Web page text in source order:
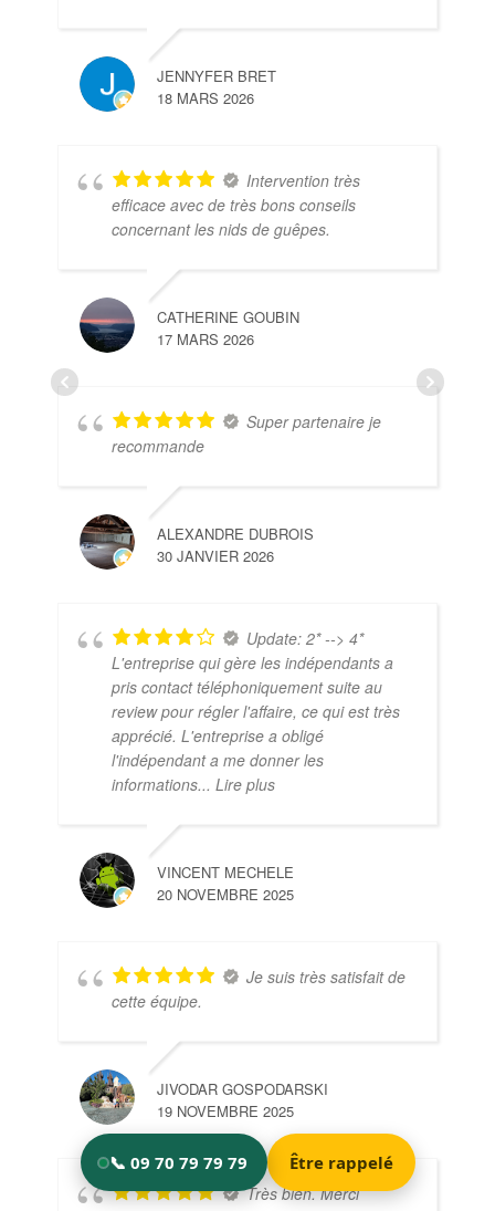
JENNYFER BRET
18 MARS 2026
Intervention très
efficace avec de très bons conseils
concernant les nids de guêpes.
CATHERINE GOUBIN
17 MARS 2026
Super partenaire je
recommande
ALEXANDRE DUBROIS
30 JANVIER 2026
Update: 2* --> 4*
L'entreprise qui gère les indépendants a
pris contact téléphoniquement suite au
review pour régler l'affaire, ce qui est très
apprécié. L'entreprise a obligé
l'indépendant a me donner les
informations... Lire plus
VINCENT MECHELE
20 NOVEMBRE 2025
Je suis très satisfait de
cette équipe.
JIVODAR GOSPODARSKI
19 NOVEMBRE 2025
Très bien. Merci